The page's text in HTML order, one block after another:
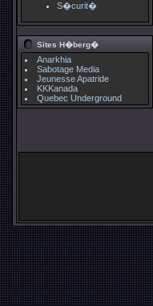
S�curit�
Sites H�berg�
Anarkhia
Sabotage Media
Jeunesse Apatride
KKKanada
Quebec Underground